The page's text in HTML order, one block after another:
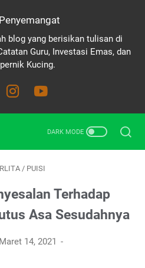
blog yang berisikan tulisan di
Guru, Investasi Emas, dan
Kucing.
/ PUISI
Terhadap
Asa Sesudahnya
Maret 14, 2021